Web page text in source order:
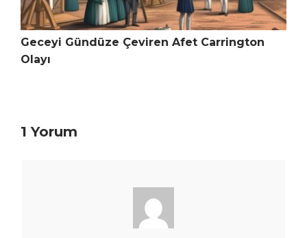
Geceyi Gündüze Çeviren Afet Carrington
Olayı
1 Yorum